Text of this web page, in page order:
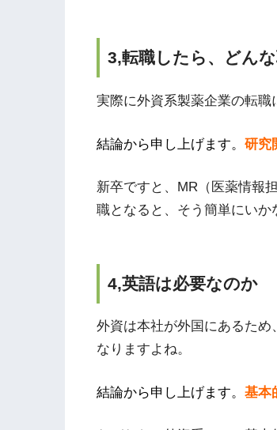
3,転職したら、どん
実際に外資系製薬企業の転職
結論から申し上げます。 研究
新卒ですと、MR（医薬情報
職となると、そう簡単にいか
4,英語は必要なのか
外資は本社が外国にあるた
なりますよね。
結論から申し上げます。 基本